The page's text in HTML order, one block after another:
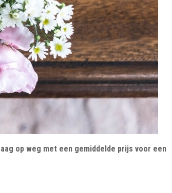
op weg met een gemiddelde prijs voor een